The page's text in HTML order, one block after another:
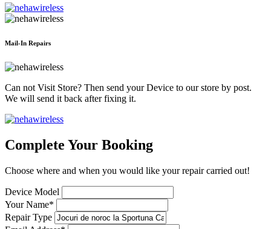
Mail-In Repairs
Can not Visit Store? Then send your Device to our store by post.
We will send it back after fixing it.
Complete Your Booking
Choose where and when you would like your repair carried out!
Device Model
Your Name*
Repair Type